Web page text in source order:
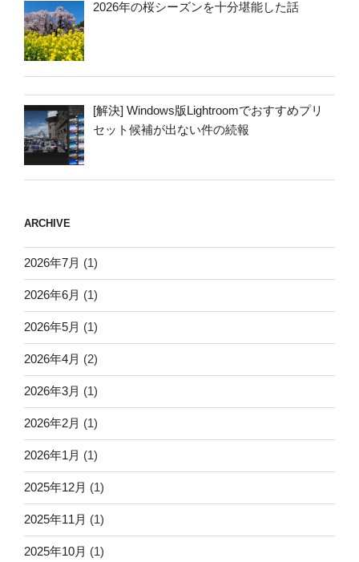
2026年の桜シーズンを十分堪能した話
[解決] Windows版Lightroomでおすすめプリ
セット候補が出ない件の続報
ARCHIVE
2026年7月 (1)
2026年6月 (1)
2026年5月 (1)
2026年4月 (2)
2026年3月 (1)
2026年2月 (1)
2026年1月 (1)
2025年12月 (1)
2025年11月 (1)
2025年10月 (1)